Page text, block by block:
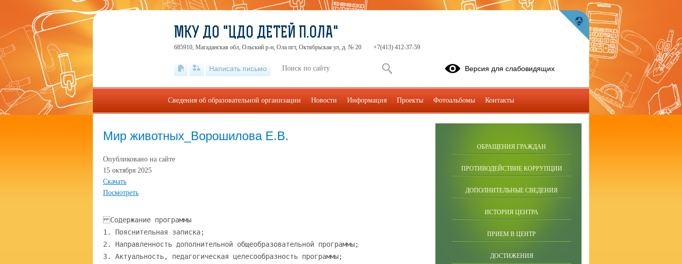
Мир животных_Ворошилова Е.В.
Опубликовано на сайте
15 октября 2025
Скачать
Посмотреть
Содержание программы 1. Пояснительная записка; 2. Направленность дополнительной общеобразовательной программы; 3. Актуальность, педагогическая целесообразность программы; 4. Новизна и отличительные особенности образовательной программы; 5. Цели и задачи программы; 6. Сроки реализации программы и режим занятий; 7. Ожидаемые результаты; 8. Учебно-тематический план занятий по программе; 9. Содержание программы; 10. Организационно-педагогические условия реализации программы; 11. Методическое обеспечение программы; 12. Техническое обеспечение программы; 13. Кадровое обеспечение программы; 14. Информационное обеспечение программы; 15. Список литературы. Пояснительная записка Невозможно представить, что в один прекрасный день на Планете не останется ни птиц, ни зверей, ни насекомых. Не будет слышно ни чириканья, ни мяуканья, ни лая. С каждым годом все тяжелее приходится природе, а от этого не очень сладко живется и человеку. Человеку сложно прожить без природы. Вероятно, поэтому так много в наших квартирах «меньших братьев». Они как посланцы природы помогают нам справляться с проблемами, преодолевать стресс, депрессивные состояния, напряжение, усталость, злость, агрессию, одиночество. Они для нас и внимательные слушатели, и друзья, и попутчики в дороге, и лекари. Но всегда ли мы понимаем их и отвечаем им взаимностью? Как часто на ни в чем не повинных животных срывается вся агрессия и злость, накопившаяся в течение длительного времени. В последнее время участились нападения животных на своего хозяина или членов семьи, что свидетельствует о неправильном воспитании животного, незнании его особенностей. Сказывается и селекционная работа, которая направлена на улучшение внешних характеристик животного (окрас, рост, вес, длина ушей) и негативно сказывается на умственных способностях животного. Программа «Мир животных» имеет естественно-научную направленность. Основным направлением программы стало изучение особенностей поведения животных. Для того, чтобы взаимоотношения человека и животных приносили лишь положительные эмоции, необходимо знать об их повадках, особенностях поведения, характера. Дополнительная общеобразовательная программа «Мир животных» (далее – Программа) разработана в соответствии с действующей нормативной базой в сфере дополнительного образования детей: - Федеральным законом от 29.12.2012 г. № 273-ФЗ «Об образовании в Российской Федерации». -Концепцией развития дополнительного образования детей, утверждённой распоряжением Правительства Российской Федерации от 31.03.2022 г № 678-р; - Приказом Министерства просвещения РФ от 27.07.2022 г. № 629 «Об утверждении Порядка организации и осуществления образовательной деятельности по дополнительным общеобразовательным программам». - СанПиН 2.4. 3648-20 «Санитарно-эпидемиологические требования к организациям воспитания и обучения, отдыха и оздоровления детей и молодежи», утвержденные Постановлением Главного государственного санитарного врача РФ от 28.09.2020 г. № 28 - СанПиН 1.2. 3685 -21 «Гигиенические нормативы и требования к обеспечению безопасности и (или) безвредности для человека факторов среды обитания», утвержденные Постановлением Главного государственного санитарного врача РФ от 28.01.2021 г № 2. Программа «Мир животных» составлена с учётом школьного курса предмета «Окружающий мир» и имеет межпредметные связи с «Экологией», «Зоологией», «Охраной природы», «Ветеринарией» и д р. Актуальность. Жизнь современного ребенка протекает среди многоэтажных построек и поселкового шума. Он почти сутками находится в «4 стенах»: во время учебы – в школе, вне учебы – дома, за уроками или компьютером. Но потребность в общении с природой, с которой человек связан невидимыми «нитями», ощущается всегда. Поэтому наилучшей альтернативой для ребенка является непосредственный контакт с представителями животного мира. Ведь, животные дают возможность ребенку проводить досуг интересно, увлекательно, отрешиться от проблем, избежать одиночества или временного отсутствия друзей, положительно влияют на самочувствие. Кроме того, у ребят формируется бережное отношение к миру животных, окружающей среде, возникает естественная ответственность за судьбу живого существа. Новизна программы «Мир животных» заключается в том, что она разработана с учетом современных тенденций в образовании, что максимально отвечает запросу социума на возможность выстраивания ребенком индивидуальной образовательной траектории. Отличительная особенность программы. Важное место в программе отводится наблюдениям, практическим занятиям обучающихся в живом уголке. Программа «Мир животных» рассчитана на детей, которым нравится содержать различных животных в домашних условиях. Те ребята, которые по различным причинам не могут держать животных дома, имеют возможность общаться со своими питомцами в живом уголке. В программе также рассматривается вопрос о важности животных для развития таких качеств, как ответственность, дисциплинированность, общительность, дружелюбность, толерантность, а также снижение агрессивности, замкнутости и др., а также о влиянии животных на здоровье – знания об этом у обучающихся недостаточные Педагогическая целесообразность программы – реализация потребности обучающихся в естественном общении с животными. В процессе обучения создаются ситуации, где ребенок выступает в роли лица, совершающего акт милосердия и доброты по отношению к более слабому и нуждающемуся существу - животному. Именно, доброта и отзывчивость - это те черты характера, которые являются базовой характеристикой этичной личности и неотъемлемы от нее. Цель: формирование у обучающихся гуманной позиции по отношению к живой природе, приобретение необходимых навыков поведения в природе, развитие познавательного интереса к окружающему миру. Задачи: - познакомить обучающихся с разнообразными видами и жизнью животных, с особенностями внутривидовых и межвидовых отношений; - обучить практическим умениям исследовательской деятельности; - привлечь внимание к проблемам исчезновения популяций животных; - развивать творческие способности; - формировать умение анализировать, сравнивать и делать выводы; - воспитывать умение общаться в коллективе, воспитывать чувство толерантности; - воспитывать любовь и интерес к животным. Адресат программы. Комплектование групп проходит по желанию детей, без предъявления специальных требований. Программа рассчитана на обучающихся 6 – 14 лет. Состав группы смешанный, постоянный и составляет 10 - 12 человек согласно Уставу. В состав группы могут быть зачислены дети разного возраста и разного уровня подготовки. Освоение программы рассчитано на 2 года обучения Объем программы: первый год обучения - 216 часов в год. Уровень реализации программы: базовый. Обучающиеся знакомятся с биологическими особенностями зверей, птиц, рыб, насекомых, земноводных и пресмыкающихся. Приобретают навыки ухода за животными живого уголка. Форма обучения - очная. В ситуации эпидемии, режима самоизоляции и карантина, морозных дней обучающимся предоставляется возможность обучаться по программе дистанционно. Используется групповая форма занятий. Обязательным условием организации учебно-воспитательного процесса при реализации программы является использование здоровьесберегающей технологии, которая способствует сохранению и укреплению здоровья детей и служит обязательным условием повышения результативности учебно-воспитательного процесса. Основные виды проведения занятий в детском объединении являются: беседы, игры, практические занятия, викторины, конкурсы, итд. Большое количество времени отводится на изучение животных в условиях живого уголка посредством наблюдений и практической деятельности по уходу за ними. Режим занятий Занятия в группах проводятся по 3 часа 2 раза в неделю или по 2 часа в 3 раза в неделю. На занятиях проводятся перерывы в виде динамических пауз, чтобы избежать переутомления детей Предусмотрены коллективные формы работы, что способствует сплочению группы, развитию дружеских отношений среди ребят, развитию навыков работы в команде. Программой предусмотрены экскурсии, которые направлены на закрепление теоретического материала и сбор материалов для проведения собственных исследовательских работ. Для каждого занятия формы и методы обучения подбираются с учётом характера излагаемого материала, сроков обучения в объединении. Данная программа может применяться для обучения обучающихся (воспитанников) с неограниченными возможностями здоровья (ОВЗ). В этом случае составляется отдельный календарно-тематический план с более упрощенной подачей материала с увеличением времени на повторение и закрепление полученных знаний. Ожидаемые результаты и способы их проверки Объектом проверки учебных достижений являются: знание основных особенностей поведения животных и основ зоопсихологии, изучаемых по данной программе, умение проводить этологические наблюдения. В течение учебного года педагогом будет проводиться диагностика познавательных способностей и отношения к природе и животным. По каждому разделу предполагается проведение промежуточной аттестации. Итоговая аттестация предполагает участие в мероприятиях различного уровня. Здесь учитывается: активность и результативность участия. В результате обучения у детей формируется: достаточно устойчивый интерес к познанию природы и животных, стремление к общению с ней на гуманной основе, потребность в творческом самовыражении и необходимые для этого навыки и личностное развитие: самостоятельность, креативность, коммуникативность, экологическая культура. Ведущие технологии обучения Личностно – ориентированные технологии позволяют найти индивидуальный подход к каждому ребенку, создать для него необходимые условия комфорта и успеха в обучении. Они предусматривают выбор темы, объем материала с учетом сил, способностей и интересов ребенка, создают ситуацию сотрудничества для общения с другими членами коллектива. Игровые технологии помогают ребенку в форме игры усвоить необходимые знания и приобрести нужные навыки. Они повышают активность и интерес детей к выполняемой работе. Технология творческой д
ОБРАЩЕНИЯ ГРАЖДАН
ПРОТИВОДЕЙСТВИЕ КОРРУПЦИИ
ДОПОЛНИТЕЛЬНЫЕ СВЕДЕНИЯ
ИСТОРИЯ ЦЕНТРА
ПРИЕМ В ЦЕНТР
ДОСТИЖЕНИЯ
МКУ ДО "ЦДО ДЕТЕЙ П.ОЛА"
685910, Магаданская обл, Ольский р-н, Ола пгт, Октябрьская ул, д. № 20 +7(413) 412-37-59
Написать письмо Версия для слабовидящих
Сведения об образовательной организации Новости Информация Проекты Фотоальбомы Контакты